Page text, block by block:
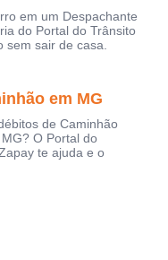
em um Despachante
do Portal do Trânsito
sem sair de casa.
em MG
de Caminhão
O Portal do
te ajuda e o